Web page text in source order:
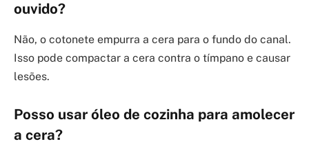
ouvido?
Não, o cotonete empurra a cera para o fundo do canal.
Isso pode compactar a cera contra o tímpano e causar
lesões.
Posso usar óleo de cozinha para amolecer
a cera?